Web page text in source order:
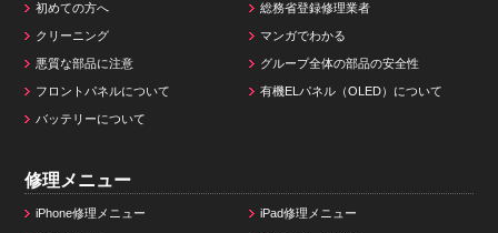
初めての方へ 総務省登録修理業者
クリーニング マンガでわかる
悪質な部品に注意 グループ全体の部品の安全性
フロントパネルについて 有機ELパネル（OLED）について
バッテリーについて
修理メニュー
iPhone修理メニュー iPad修理メニュー